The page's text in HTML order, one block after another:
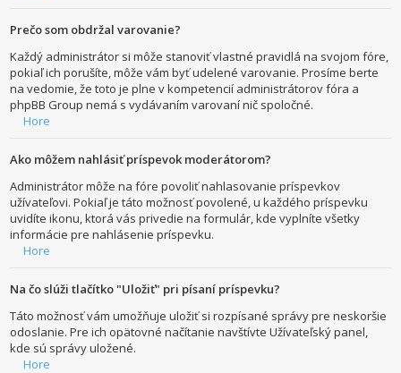
Prečo som obdržal varovanie?
Každý administrátor si môže stanoviť vlastné pravidlá na svojom fóre,
pokiaľ ich porušíte, môže vám byť udelené varovanie. Prosíme berte
na vedomie, že toto je plne v kompetencií administrátorov fóra a
phpBB Group nemá s vydávaním varovaní nič spoločné.
Hore
Ako môžem nahlásiť príspevok moderátorom?
Administrátor môže na fóre povoliť nahlasovanie príspevkov
užívateľovi. Pokiaľ je táto možnosť povolené, u každého príspevku
uvidíte ikonu, ktorá vás privedie na formulár, kde vyplníte všetky
informácie pre nahlásenie príspevku.
Hore
Na čo slúži tlačítko "Uložiť" pri písaní príspevku?
Táto možnosť vám umožňuje uložiť si rozpísané správy pre neskoršie
odoslanie. Pre ich opätovné načítanie navštívte Užívateľský panel,
kde sú správy uložené.
Hore